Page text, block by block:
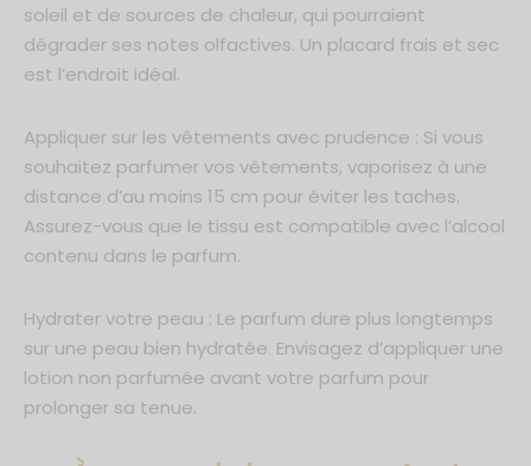
soleil et de sources de chaleur, qui pourraient
dégrader ses notes olfactives. Un placard frais et sec
est l’endroit idéal.
Appliquer sur les vêtements avec prudence : Si vous
souhaitez parfumer vos vêtements, vaporisez à une
distance d’au moins 15 cm pour éviter les taches.
Assurez-vous que le tissu est compatible avec l’alcool
contenu dans le parfum.
Hydrater votre peau : Le parfum dure plus longtemps
sur une peau bien hydratée. Envisagez d’appliquer une
lotion non parfumée avant votre parfum pour
prolonger sa tenue.